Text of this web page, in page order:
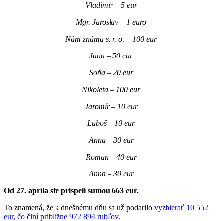
Vladimír – 5 eur
Mgr. Jaroslav – 1 euro
Nám známa s. r. o. – 100 eur
Jana – 50 eur
Soňa – 20 eur
Nikoleta – 100 eur
Jaromír – 10 eur
Luboš – 10 eur
Anna – 30 eur
Roman – 40 eur
Anna – 30 eur
Od 27. apríla ste prispeli sumou 663 eur.
To znamená, že k dnešnému dňu sa už podarilo vyzbierať 10 552
eur, čo činí približne 972 894 rubľov.